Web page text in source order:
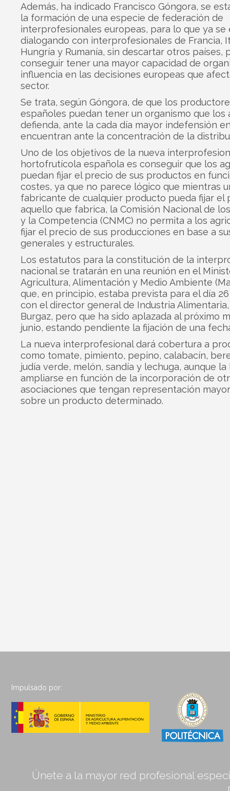
Además, ha indicado Francisco Góngora, se
la formación de una especie de federación de
interprofesionales europeas, para lo que ya se
dialogando con interprofesionales de Francia,
Hungría y Rumanía, sin descartar otros países,
conseguir tener una mayor capacidad de
influencia en las decisiones europeas que
sector.
Se trata, según Góngora, de que los
españoles puedan tener un organismo que los
defienda, ante la cada día mayor indefensión
encuentran ante la concentración de la
Uno de los objetivos de la nueva
hortofrutícola española es conseguir que los
puedan fijar el precio de sus productos en
costes, ya que no parece lógico que mientras
fabricante de cualquier producto pueda fijar el
aquello que fabrica, la Comisión Nacional de
y la Competencia (CNMC) no permita a los
fijar el precio de sus producciones en base a
generales y estructurales.
Los estatutos para la constitución de la
nacional se tratarán en una reunión en el
Agricultura, Alimentación y Medio Ambiente
que, en principio, estaba prevista para el día
con el director general de Industria
Burgaz, pero que ha sido aplazada al próximo
junio, estando pendiente la fijación de una
La nueva interprofesional dará cobertura a
como tomate, pimiento, pepino, calabacín,
judía verde, melón, sandía y lechuga, aunque
ampliarse en función de la incorporación de
asociaciones que tengan representación
sobre un producto determinado.
Impulsado por:
Únete a la mayor red profesional